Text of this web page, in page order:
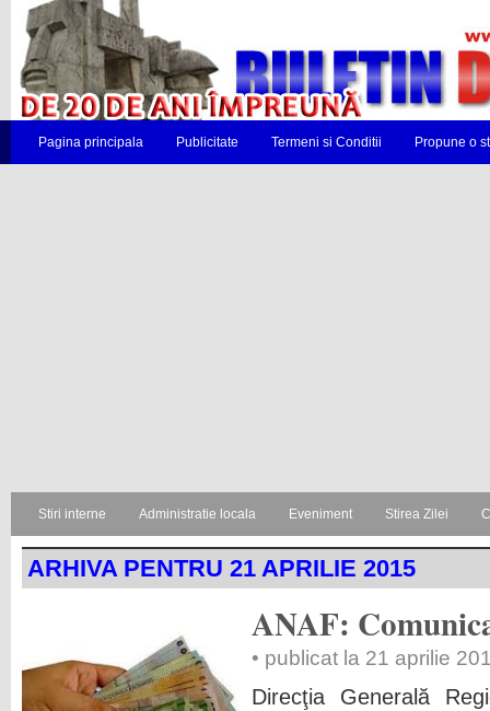
Pagina principala Publicitate Termeni si Conditii Propune o
Stiri interne Administratie locala Eveniment Stirea Zilei
ARHIVA PENTRU 21 APRILIE 2015
ANAF:
• publicat la 21 aprilie
Direcţia Generală